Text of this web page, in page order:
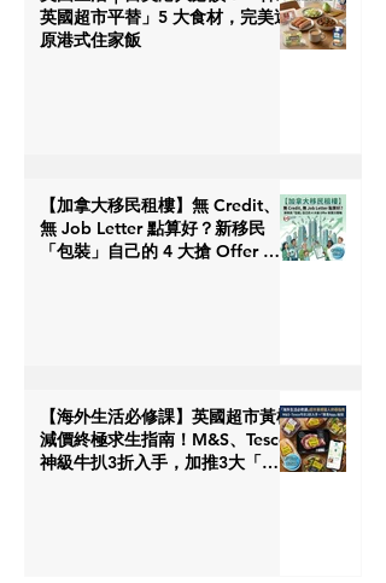
英國超市平替」5 大食材，完美還
原港式住家飯
【加拿大移民租樓】無 Credit、
無 Job Letter 點算好？新移民
「包裝」自己的 4 大搶 Offer 軟
【海外生活必修課】英國超市黃標
減價終極求生指南！M&S、Tesco
神級牛扒3折入手，加推3大「掃